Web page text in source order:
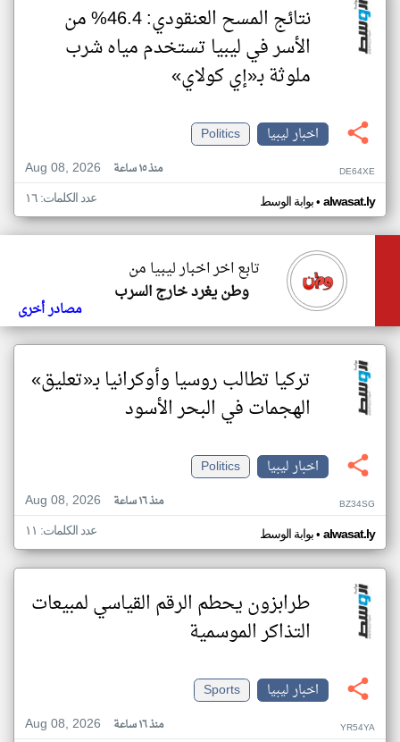
نتائج المسح العنقودي: 46.4% من
الأسر في ليبيا تستخدم مياه شرب
ملوثة بـ«إي كولاي»
اخبار ليبيا
Politics
Aug 08, 2026
منذ ١٥ ساعة DE64XE
بوابة الوسط• alwasat.ly عدد الكلمات: ١٦
تابع اخر اخبار ليبيا من
وطن يغرد خارج السرب
مصادر أخرى
تركيا تطالب روسيا وأوكرانيا بـ«تعليق»
الهجمات في البحر الأسود
اخبار ليبيا
Politics
Aug 08, 2026
منذ ١٦ ساعة BZ34SG
بوابة الوسط• alwasat.ly عدد الكلمات: ١١
طرابزون يحطم الرقم القياسي لمبيعات
التذاكر الموسمية
اخبار ليبيا
Sports
Aug 08, 2026
منذ ١٦ ساعة YR54YA